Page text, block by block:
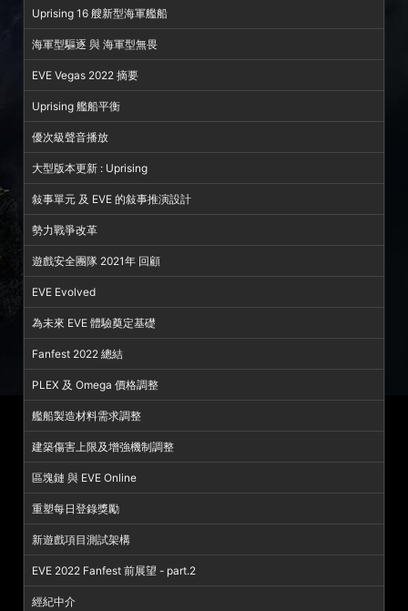
Uprising 16 艘新型海軍艦船
海軍型驅逐 與 海軍型無畏
EVE Vegas 2022 摘要
Uprising 艦船平衡
優次級聲音播放
大型版本更新 : Uprising
敍事單元 及 EVE 的敍事推演設計
勢力戰爭改革
遊戲安全團隊 2021年 回顧
EVE Evolved
為未來 EVE 體驗奠定基礎
Fanfest 2022 總結
PLEX 及 Omega 價格調整
艦船製造材料需求調整
建築傷害上限及增強機制調整
區塊鏈 與 EVE Online
重塑每日登錄獎勵
新遊戲項目測試架構
EVE 2022 Fanfest 前展望 - part.2
經紀中介